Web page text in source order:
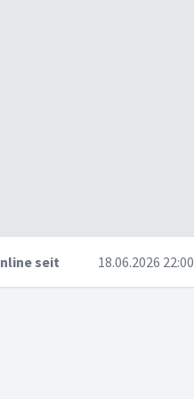
seit 18.06.2026 22:00